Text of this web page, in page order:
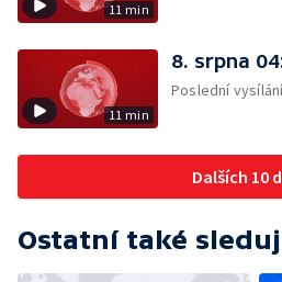
11 min
11 min
8. srpna
Poslední
Dalších 10
Ostatní také